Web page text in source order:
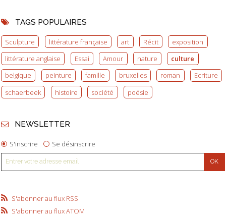
TAGS POPULAIRES
Sculpture littérature française art Récit
exposition
littérature anglaise
Essai Amour nature
culture
belgique
peinture famille bruxelles roman
Ecriture
schaerbeek
histoire société poésie
NEWSLETTER
S'inscrire Se désinscrire
S'abonner au flux RSS
S'abonner au flux ATOM